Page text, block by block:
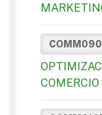
COMERCIO